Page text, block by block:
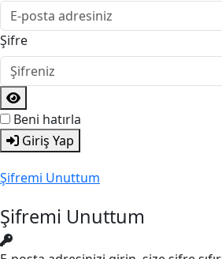
Şifre
Beni hatırla
Giriş Yap
Şifremi Unuttum
Şifremi Unuttum